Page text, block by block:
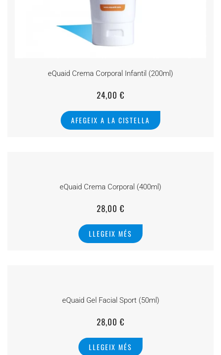
eQuaid Crema Corporal Infantil (200ml)
24,00€
AFEGEIX A LA CISTELLA
eQuaid Crema Corporal (400ml)
28,00€
LLEGEIX MÉS
eQuaid Gel Facial Sport (50ml)
28,00€
LLEGEIX MÉS